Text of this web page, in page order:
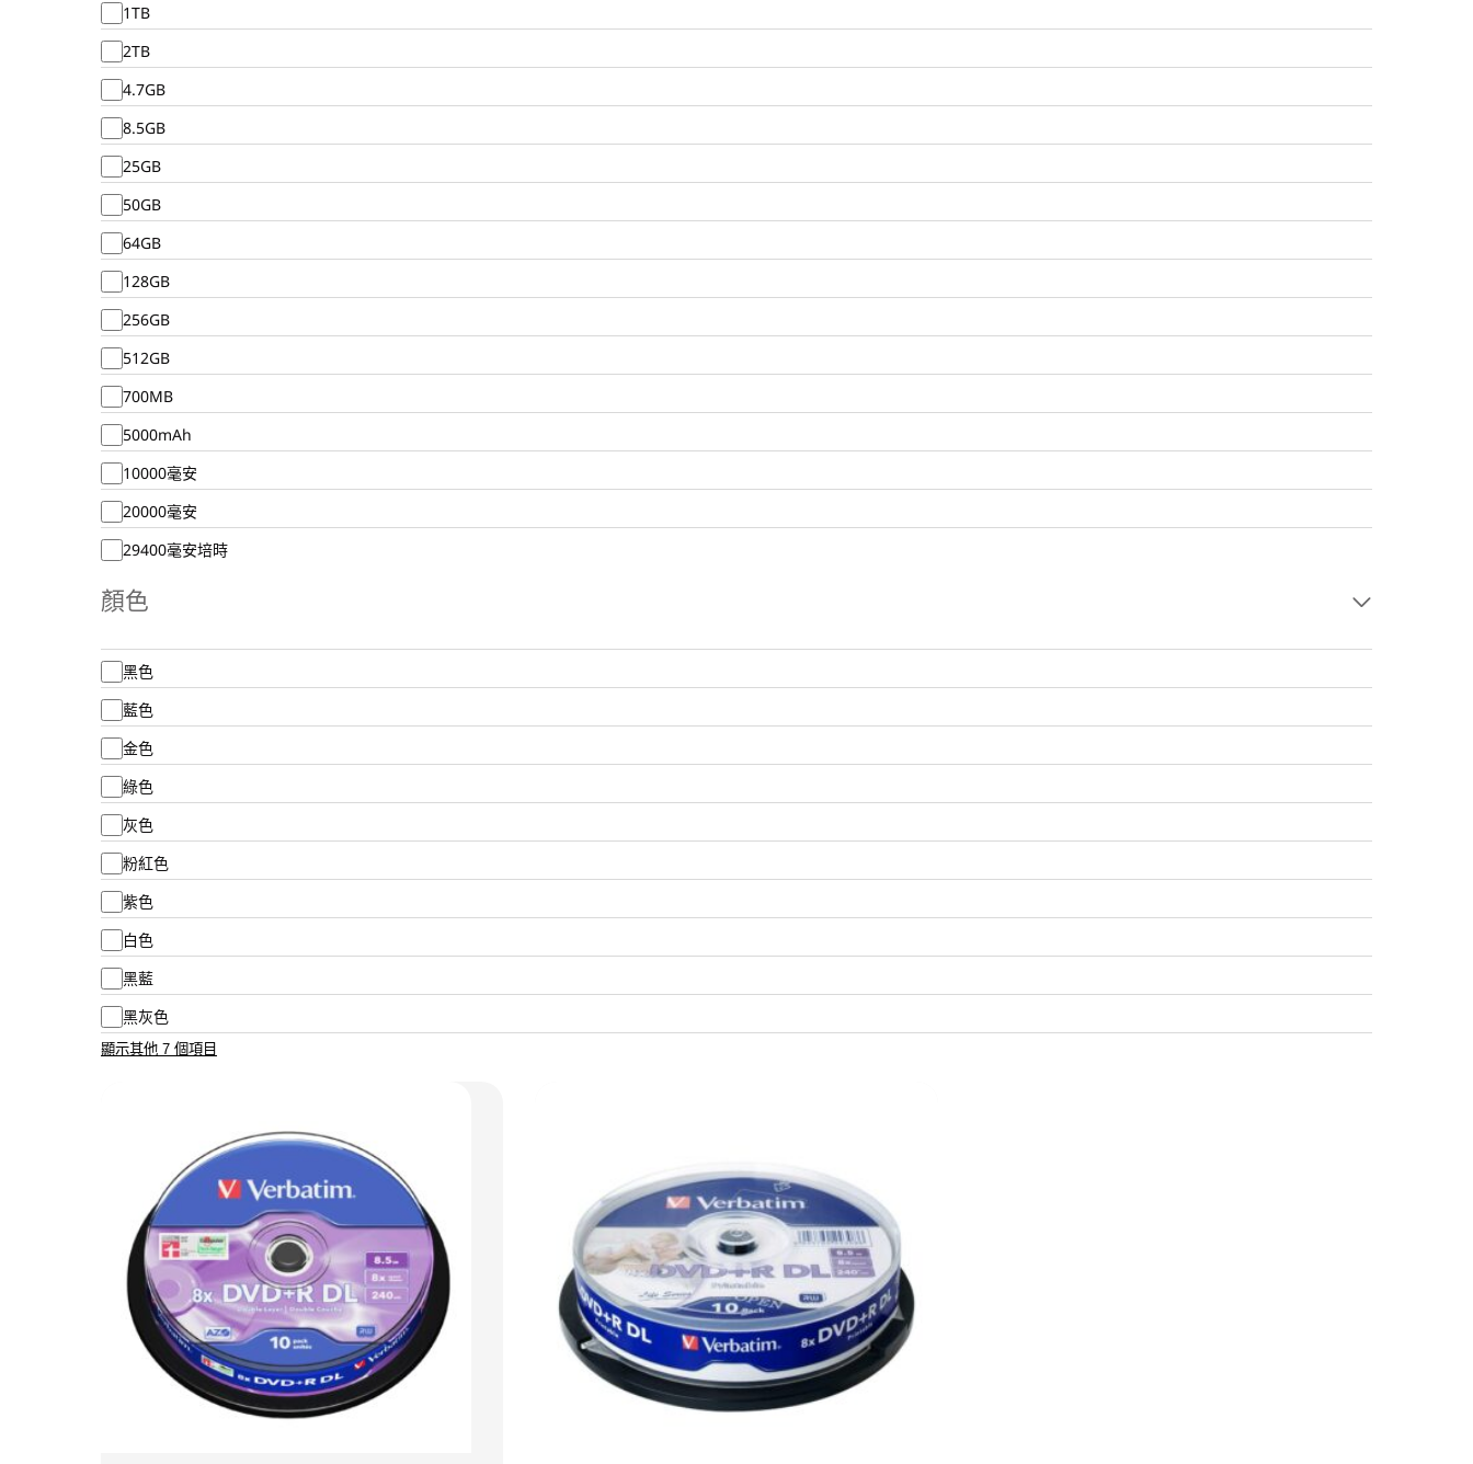
1TB
2TB
4.7GB
8.5GB
25GB
50GB
64GB
128GB
256GB
512GB
700MB
5000mAh
10000毫安
20000毫安
29400毫安培時
顏色
黑色
藍色
金色
綠色
灰色
粉紅色
紫色
白色
黑藍
黑灰色
顯示其他 7 個項目